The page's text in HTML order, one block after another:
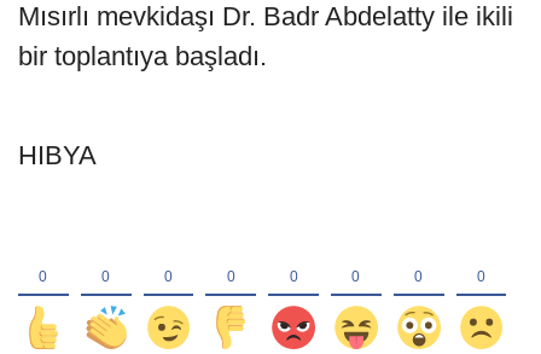
Mısırlı mevkidaşı Dr. Badr Abdelatty ile ikili
bir toplantıya başladı.
HIBYA